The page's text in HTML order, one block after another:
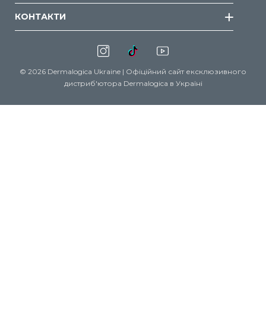
КОНТАКТИ
© 2026 Dermalogica Ukraine | Офіційний сайт ексклюзивного
дистриб'ютора Dermalogica в Україні